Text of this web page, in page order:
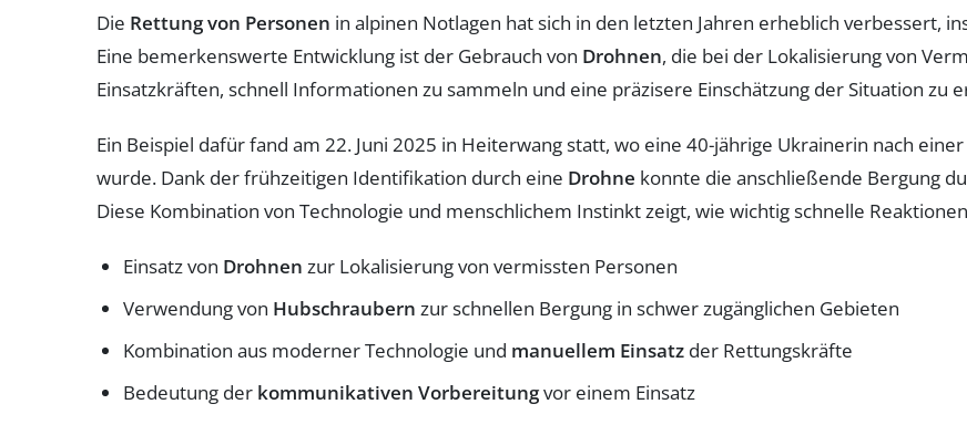
Die Rettung von Personen in alpinen Notlagen hat sich in den letzten Jahren erheblich verbessert,
Eine bemerkenswerte Entwicklung ist der Gebrauch von Drohnen, die bei der Lokalisierung von
Einsatzkräften, schnell Informationen zu sammeln und eine präzisere Einschätzung der Situation zu
Ein Beispiel dafür fand am 22. Juni 2025 in Heiterwang statt, wo eine 40-jährige Ukrainerin nach
wurde. Dank der frühzeitigen Identifikation durch eine Drohne konnte die anschließende Bergung
Diese Kombination von Technologie und menschlichem Instinkt zeigt, wie wichtig schnelle
Einsatz von Drohnen zur Lokalisierung von vermissten Personen
Verwendung von Hubschraubern zur schnellen Bergung in schwer zugänglichen Gebieten
Kombination aus moderner Technologie und manuellem Einsatz der Rettungskräfte
Bedeutung der kommunikativen Vorbereitungvor einem Einsatz